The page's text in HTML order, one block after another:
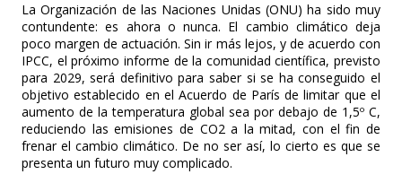
La Organización de las Naciones Unidas (ONU) ha sido muy
contundente: es ahora o nunca. El cambio climático deja
poco margen de actuación. Sin ir más lejos, y de acuerdo con
IPCC, el próximo informe de la comunidad científica, previsto
para 2029, será definitivo para saber si se ha conseguido el
objetivo establecido en el Acuerdo de París de limitar que el
aumento de la temperatura global sea por debajo de 1,5º C,
reduciendo las emisiones de CO2 a la mitad, con el fin de
frenar el cambio climático. De no ser así, lo cierto es que se
presenta un futuro muy complicado.